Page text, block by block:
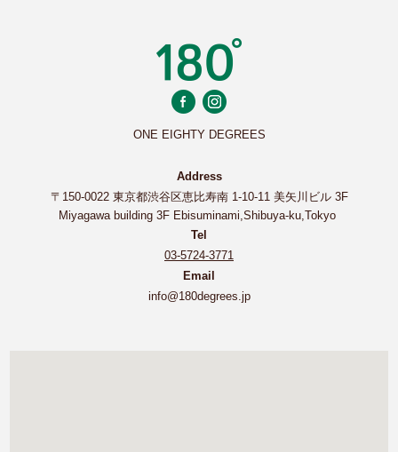
ONE EIGHTY DEGREES
Address
〒150-0022 東京都渋谷区恵比寿南 1-10-11 美矢川ビル 3F
Miyagawa building 3F Ebisuminami,Shibuya-ku,Tokyo
Tel
03-5724-3771
Email
info@180degrees.jp